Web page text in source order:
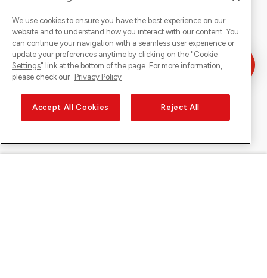
We use cookies to ensure you have the best experience on our
website and to understand how you interact with our content. You
can continue your navigation with a seamless user experience or
update your preferences anytime by clicking on the "Cookie
Settings" link at the bottom of the page. For more information,
please check our Privacy Policy
Accept All Cookies Reject All